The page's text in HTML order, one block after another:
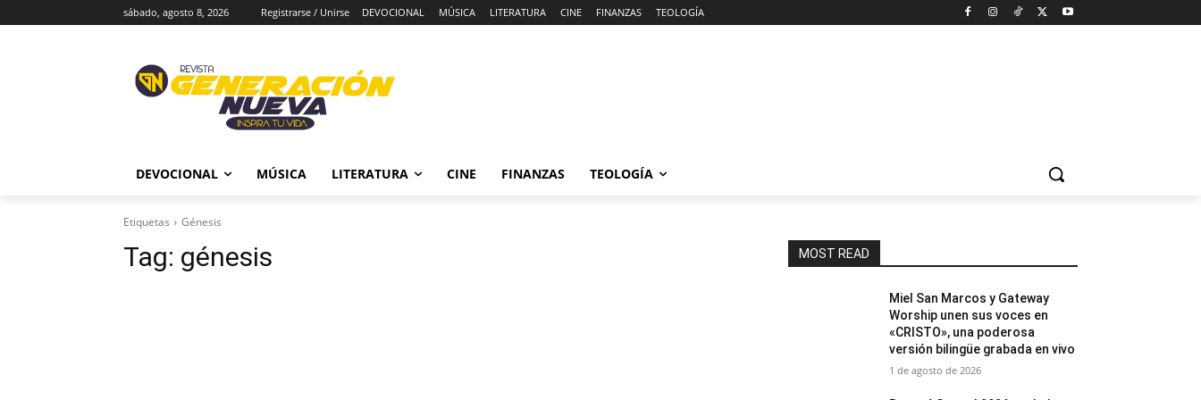
sábado, agosto 8, 2026 Registrarse / Unirse DEVOCIONAL MÚSICA LITERATURA CINE FINANZAS TEOLOGÍA
DEVOCIONAL MÚSICA LITERATURA CINE FINANZAS TEOLOGÍA
Etiquetas Génesis
Tag: génesis MOST READ
Miel San Marcos y Gateway
Worship unen sus voces en
«CRISTO», una poderosa
versión bilingüe grabada en vivo
1 de agosto de 2026